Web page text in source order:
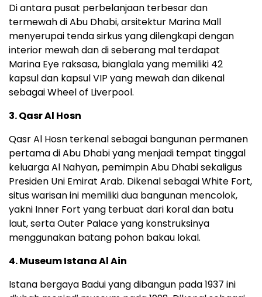
Di antara pusat perbelanjaan terbesar dan
termewah di Abu Dhabi, arsitektur Marina Mall
menyerupai tenda sirkus yang dilengkapi dengan
interior mewah dan di seberang mal terdapat
Marina Eye raksasa, bianglala yang memiliki 42
kapsul dan kapsul VIP yang mewah dan dikenal
sebagai Wheel of Liverpool.
3. Qasr Al Hosn
Qasr Al Hosn terkenal sebagai bangunan permanen
pertama di Abu Dhabi yang menjadi tempat tinggal
keluarga Al Nahyan, pemimpin Abu Dhabi sekaligus
Presiden Uni Emirat Arab. Dikenal sebagai White Fort,
situs warisan ini memiliki dua bangunan mencolok,
yakni Inner Fort yang terbuat dari koral dan batu
laut, serta Outer Palace yang konstruksinya
menggunakan batang pohon bakau lokal.
4. Museum Istana Al Ain
Istana bergaya Badui yang dibangun pada 1937 ini